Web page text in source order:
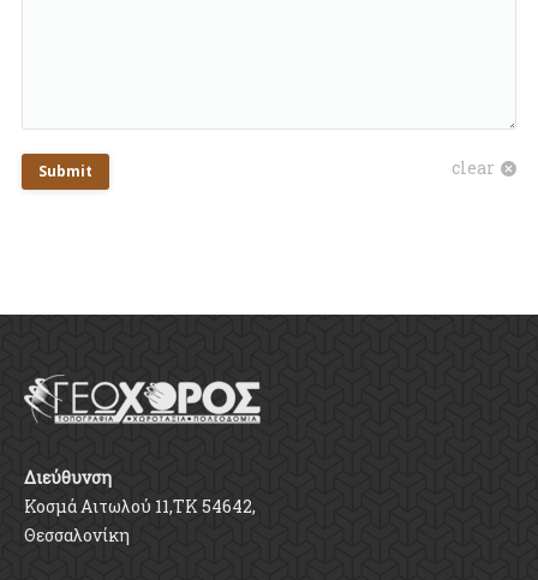
Submit clear
Διεύθυνση
Κοσμά Αιτωλού 11,ΤΚ 54642,
Θεσσαλονίκη